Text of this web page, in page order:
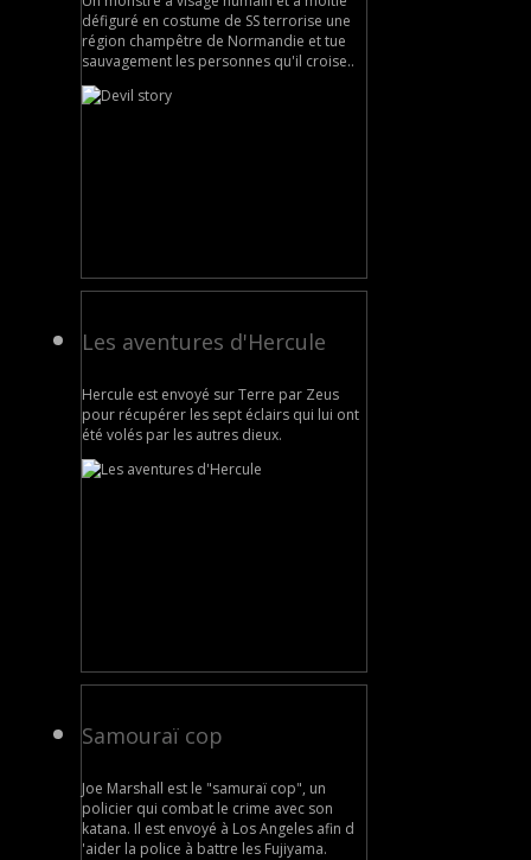
défiguré en costume de SS terrorise une
région champêtre de Normandie et tue
sauvagement les personnes qu'il croise..
Les aventures d'Hercule
Hercule est envoyé sur Terre par Zeus
pour récupérer les sept éclairs qui lui ont
été volés par les autres dieux.
Samouraï cop
Joe Marshall est le "samuraï cop", un
policier qui combat le crime avec son
katana. Il est envoyé à Los Angeles afin d
'aider la police à battre les Fujiyama.